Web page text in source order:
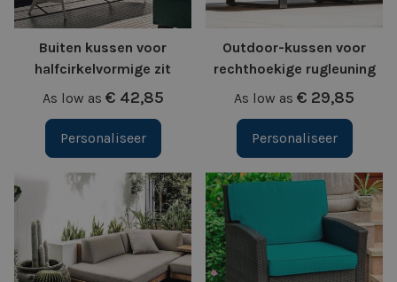
Buiten kussen voor
halfcirkelvormige zit
As low as € 42,85
Personaliseer
Outdoor-kussen voor
rechthoekige rugleuning
As low as € 29,85
Personaliseer